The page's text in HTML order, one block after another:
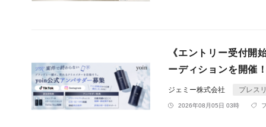
《エントリー受付
ーディションを開催
ジェミー株式会社 プレス
2026年08月05日 03時